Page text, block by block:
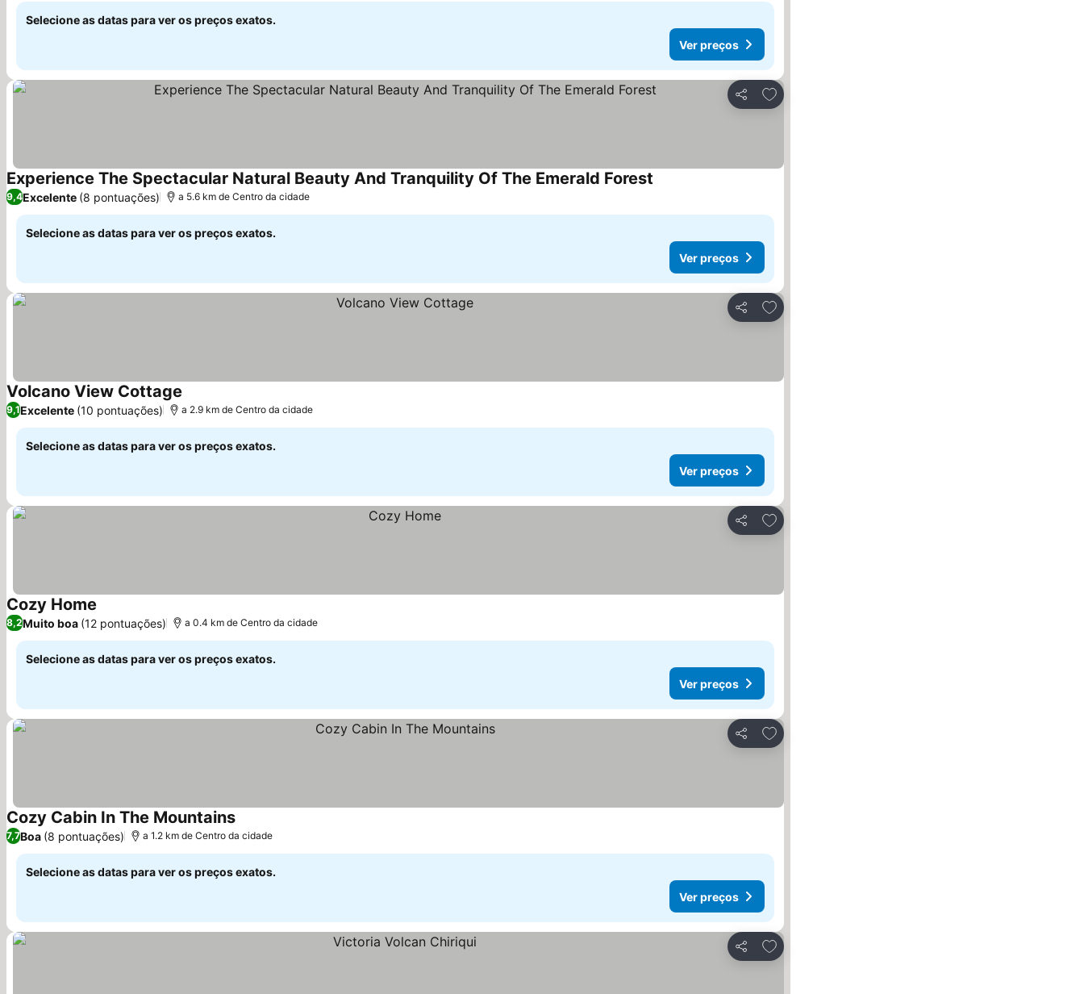
Selecione as datas para ver os preços exatos.
Ver preços
Partilhar
Adicionar aos favoritos
Experience The Spectacular Natural Beauty And Tranquility Of The Emerald Forest
9,4Excelente (8 pontuações) a 5.6 km de Centro da cidade
Selecione as datas para ver os preços exatos.
Ver preços
Partilhar
Adicionar aos favoritos
Volcano View Cottage
9,1Excelente (10 pontuações) a 2.9 km de Centro da cidade
Selecione as datas para ver os preços exatos.
Ver preços
Partilhar
Adicionar aos favoritos
Cozy Home
8,2Muito boa (12 pontuações) a 0.4 km de Centro da cidade
Selecione as datas para ver os preços exatos.
Ver preços
Partilhar
Adicionar aos favoritos
Cozy Cabin In The MountainsVer preços
7,7Boa (8 pontuações) a 1.2 km de Centro da cidade
Selecione as datas para ver os preços exatos.
Ver preços
Partilhar
Adicionar aos favoritos